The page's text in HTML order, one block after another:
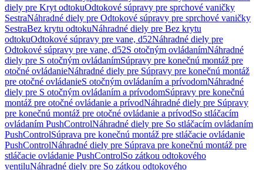
diely pre Kryt odtokuOdtokové súpravy pre sprchové vaničky
SestraNáhradné diely pre Odtokové súpravy pre sprchové vaničky
SestraBez krytu odtokuNáhradné diely pre Bez krytu
odtokuOdtokové súpravy pre vane, d52Náhradné diely pre
Odtokové súpravy pre vane, d52S otočným ovládanímNáhradné
diely pre S otočným ovládanímSúpravy pre konečnú montáž pre
otočné ovládanieNáhradné diely pre Súpravy pre konečnú montáž
pre otočné ovládanieS otočným ovládaním a prívodomNáhradné
diely pre S otočným ovládaním a prívodomSúpravy pre konečnú
montáž pre otočné ovládanie a prívodNáhradné diely pre Súpravy
pre konečnú montáž pre otočné ovládanie a prívodSo stláčacím
ovládaním PushControlNáhradné diely pre So stláčacím ovládaním
PushControlSúprava pre konečnú montáž pre stláčacie ovládanie
PushControlNáhradné diely pre Súprava pre konečnú montáž pre
stláčacie ovládanie PushControlSo zátkou odtokového
ventiluNáhradné diely pre So zátkou odtokového